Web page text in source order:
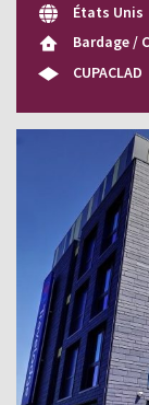
États Unis
Bardage /
CUPACLAD